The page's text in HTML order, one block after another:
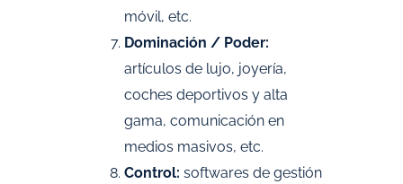
móvil, etc.
Dominación / Poder:
artículos de lujo, joyería,
coches deportivos y alta
gama, comunicación en
medios masivos, etc.
Control: softwares de gestión